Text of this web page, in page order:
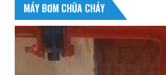
MÁY BƠM CHỮA CHÁY
Trình
chơi